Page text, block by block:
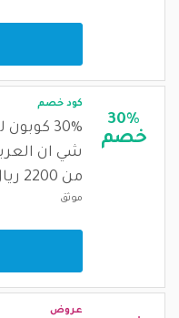
30%
خصم
كود خصم
30%
من 2200 ريال
موثق
عروض